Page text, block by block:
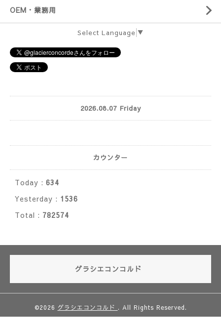
OEM・業務用
Select Language ▼
2026.08.07 Friday
カウンター
Today : 634
Yesterday : 1536
Total : 782574
グラシエコンコルド
©2026 グラシエコンコルド . All Rights Reserved.